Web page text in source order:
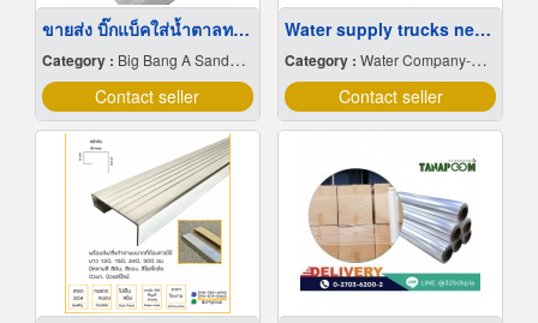
ขายส่ง บิ๊กแบ็คใส่น้ำตาลทราย สมุทรปราการ
Category : Big Bang A Sandbag.
Contact seller
Water supply trucks near me
Category : Water Company-Bulk
Contact seller